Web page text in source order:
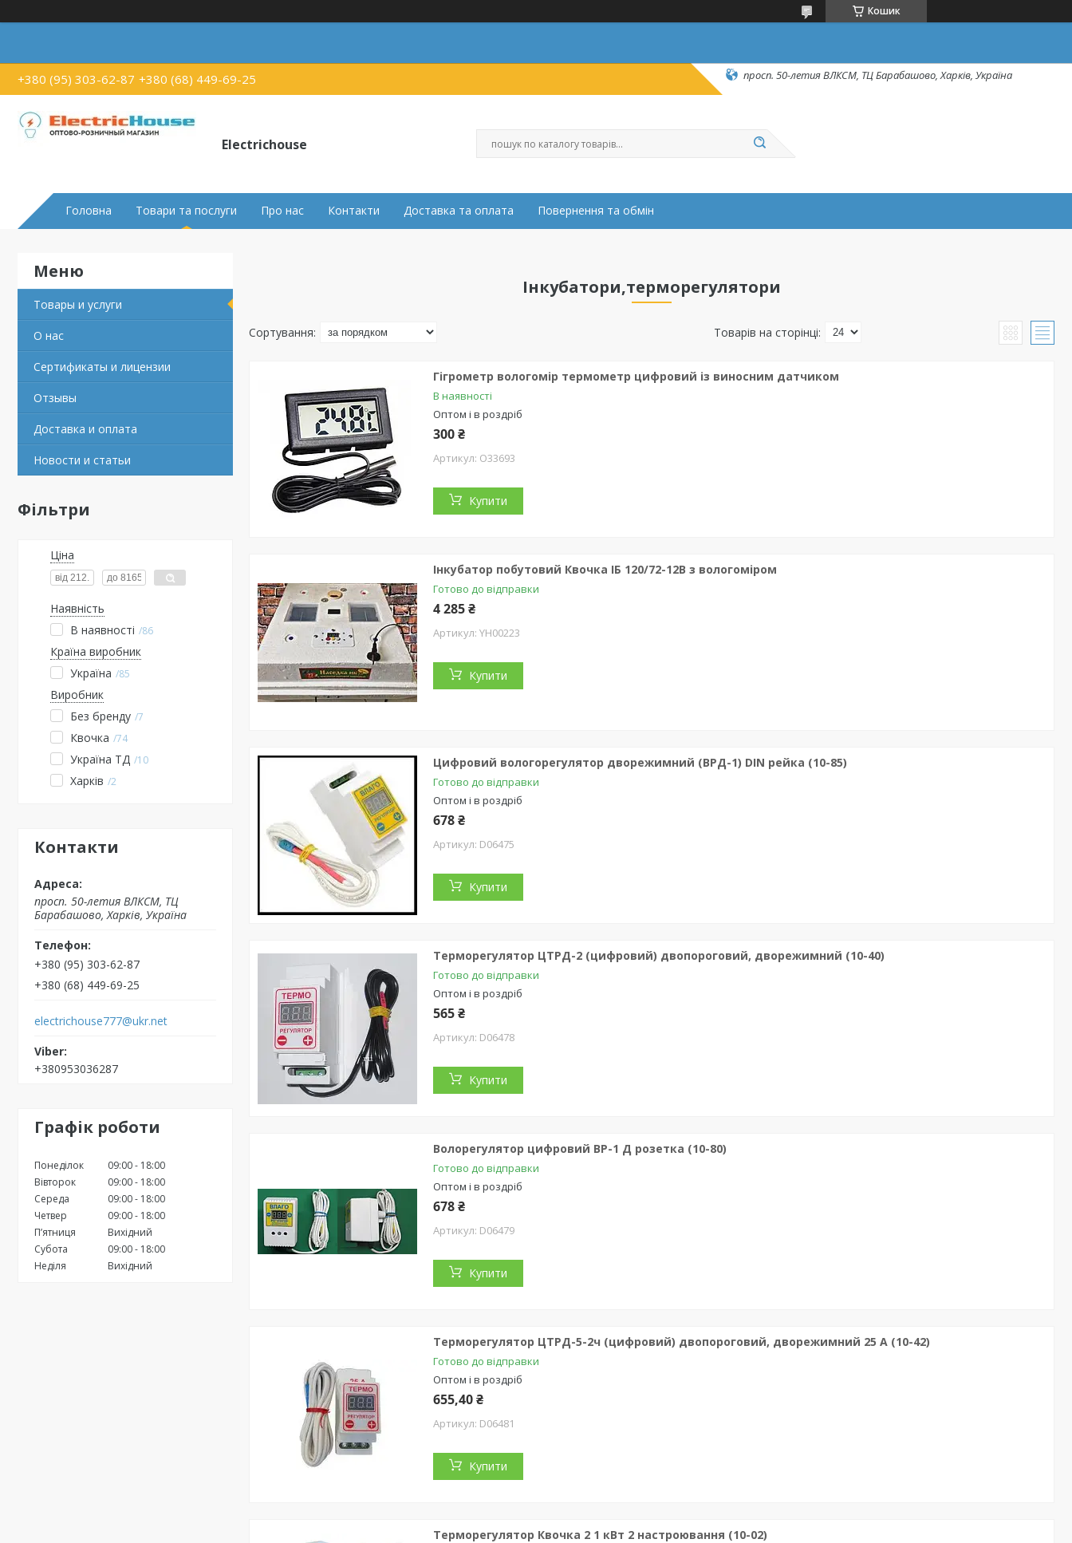
Кошик
+380 (95) 303-62-87 +380 (68) 449-69-25 просп. 50-летия ВЛКСМ, ТЦ Барабашово, Харків, Україна
Electrichouse
Головна Товари та послуги Про нас Контакти Доставка та оплата Повернення та обмін
Товары и услуги
О нас
Сертификаты и лицензии
Отзывы
Доставка и оплата
Новости и статьи
Фільтри
Ціна
Наявність
В наявності
86
Країна виробник
Україна
85
Виробник
Без бренду 7
Квочка 74
Україна ТД 10
Харків 2
Контакти
просп. 50-летия ВЛКСМ, ТЦ
Барабашово, Харків, Україна
+380 (95) 303-62-87
+380 (68) 449-69-25
electrichouse777@ukr.net
+380953036287
Графік роботи
Понеділок 09:00
18:00
Вівторок
09:00
18:00
Середа
09:00
18:00
Четвер
09:00
18:00
Пʼятниця
Вихідний
Субота
09:00
18:00
Неділя
Вихідний
Інкубатори,терморегулятори
Гігрометр вологомір термометр цифровий із виносним датчиком
В наявності
Оптом і в роздріб
300 ₴
O33693
Купити
Інкубатор побутовий Квочка ІБ 120/72-12В з вологоміром
Готово до відправки
4 285 ₴
YH00223
Купити
Цифровий вологорегулятор дворежимний (ВРД-1) DIN рейка (10-85)
Готово до відправки
Оптом і в роздріб
678 ₴
D06475
Купити
Терморегулятор ЦТРД-2 (цифровий) двопороговий, дворежимний (10-40)
Готово до відправки
Оптом і в роздріб
565 ₴
D06478
Купити
Волорегулятор цифровий ВР-1 Д розетка (10-80)
Готово до відправки
Оптом і в роздріб
678 ₴
D06479
Купити
Терморегулятор ЦТРД-5-2ч (цифровий) двопороговий, дворежимний 25 А (10-42)
Готово до відправки
Оптом і в роздріб
655,40 ₴
D06481
Купити
Терморегулятор Квочка 2 1 кВт 2 настроювання (10-02)